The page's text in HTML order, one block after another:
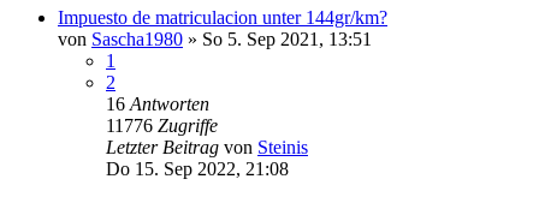
Impuesto de matriculacion unter 144gr/km?
von Sascha1980 » So 5. Sep 2021, 13:51
1
2
16 Antworten
11776 Zugriffe
Letzter Beitrag von Steinis
Do 15. Sep 2022, 21:08